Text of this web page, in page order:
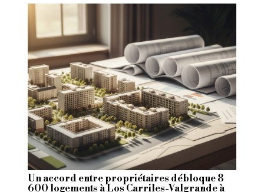
Un accord entre propriétaires débloque 8
600 logements à Los Carriles-Valgrande à